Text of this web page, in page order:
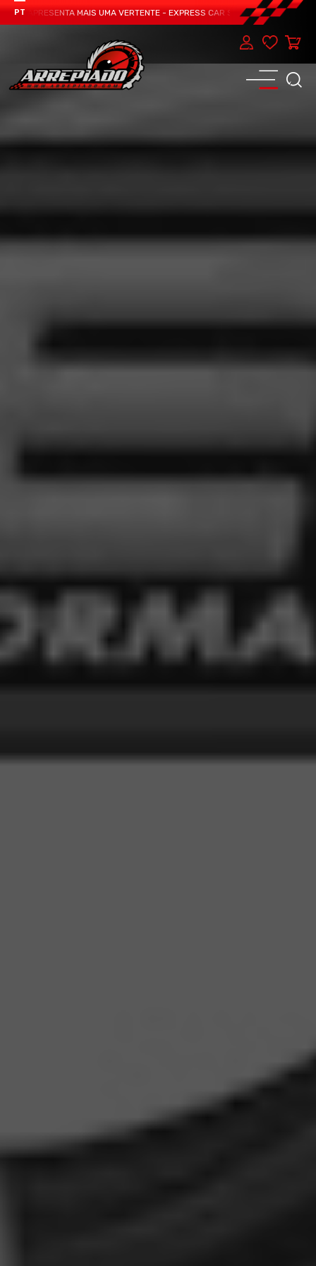
PT
APRESENTA MAIS UMA VERTENTE - EXPRESS CAR SERVICE, MANUTENÇÃO